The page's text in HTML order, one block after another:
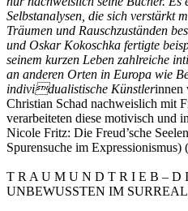
Selbstanalysen, die sich verstärkt
Träumen und Rauschzuständen
und Oskar Kokoschka fertigte
seinem kurzen Leben zahlreiche
an anderen Orten in Europa wie
individualistische Künstlerinnen
Christian Schad nachweislich mit
verarbeiteten diese motivisch und
Nicole Fritz: Die Freud’sche
Spurensuche im Expressionismus)
T R A U M U N D T R I E B – D
UNBEWUSSTEN IM